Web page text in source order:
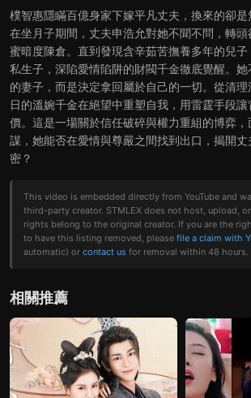
樸智惠隱瞞百億身家下嫁平凡丈夫，換來的卻是
在坐月子期間，丈夫申浩允對她不聞不問，轉
蜜暗度陳倉。直到發現含辛茹苦撫養多年的兒
私生子，深陷愛情陷阱的財閥千金徹底覺醒。
的妻子，而是決定拿回屬於自己的一切。從清
日的溫婉千金在絕望中重塑自我，用雷霆手段
價。這是一場關於信任破碎與權力重組的博弈
謀，她能否在愛情與尊嚴之間找到出口，揭開
密？
This video is embedded directly from YouTube and
third-party creator. STMLEX does not host, upload,
rights belong to the original creator. If you are the
to have this listing removed, please file a claim with
automatic) or contact us for removal within 48 hours.
相關推薦